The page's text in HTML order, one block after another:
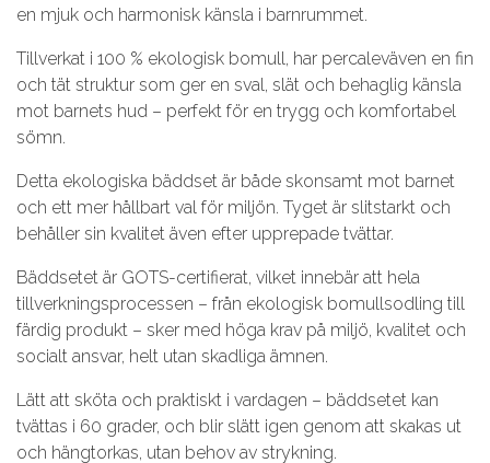
en mjuk och harmonisk känsla i barnrummet.
Tillverkat i 100 % ekologisk bomull, har percaleväven en fin
och tät struktur som ger en sval, slät och behaglig känsla
mot barnets hud – perfekt för en trygg och komfortabel
sömn.
Detta ekologiska bäddset är både skonsamt mot barnet
och ett mer hållbart val för miljön. Tyget är slitstarkt och
behåller sin kvalitet även efter upprepade tvättar.
Bäddsetet är GOTS-certifierat, vilket innebär att hela
tillverkningsprocessen – från ekologisk bomullsodling till
färdig produkt – sker med höga krav på miljö, kvalitet och
socialt ansvar, helt utan skadliga ämnen.
Lätt att sköta och praktiskt i vardagen – bäddsetet kan
tvättas i 60 grader, och blir slätt igen genom att skakas ut
och hängtorkas, utan behov av strykning.